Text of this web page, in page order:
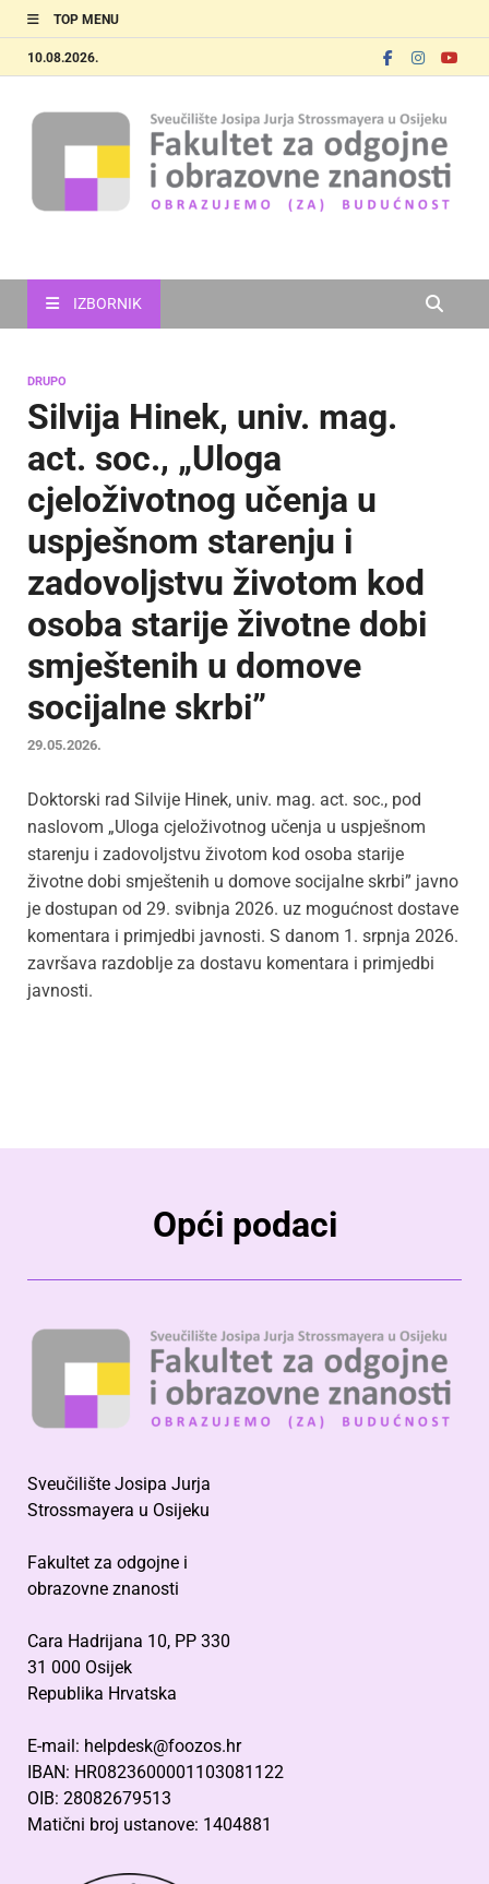
TOP MENU
10.08.2026.
IZBORNIK
DRUPO
Silvija Hinek, univ. mag.
act. soc., „Uloga
cjeloživotnog učenja u
uspješnom starenju i
zadovoljstvu životom kod
osoba starije životne dobi
smještenih u domove
socijalne skrbi”
29.05.2026.
Doktorski rad Silvije Hinek, univ. mag. act. soc., pod
naslovom „Uloga cjeloživotnog učenja u uspješnom
starenju i zadovoljstvu životom kod osoba starije
životne dobi smještenih u domove socijalne skrbi” javno
je dostupan od 29. svibnja 2026. uz mogućnost dostave
komentara i primjedbi javnosti. S danom 1. srpnja 2026.
završava razdoblje za dostavu komentara i primjedbi
javnosti.
Opći podaci
Sveučilište Josipa Jurja
Strossmayera u Osijeku
Fakultet za odgojne i
obrazovne znanosti
Cara Hadrijana 10, PP 330
31 000 Osijek
Republika Hrvatska
E-mail: helpdesk@foozos.hr
IBAN: HR0823600001103081122
OIB: 28082679513
Matični broj ustanove: 1404881